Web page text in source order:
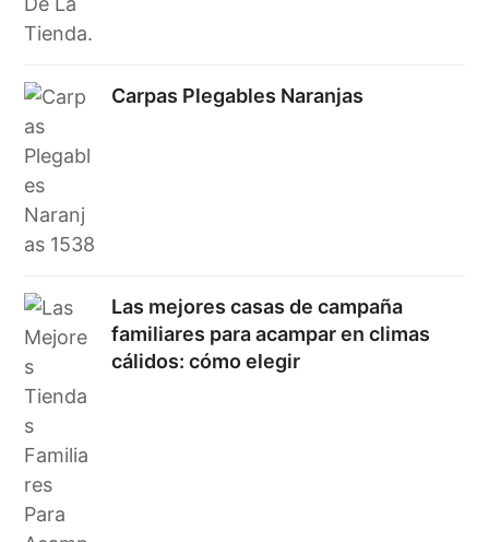
Carpas Plegables Naranjas
Las mejores casas de campaña
familiares para acampar en climas
cálidos: cómo elegir